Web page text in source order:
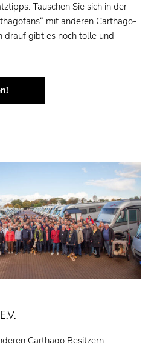
Tauschen Sie sich in der
mit anderen Carthago-
drauf gibt es noch tolle und